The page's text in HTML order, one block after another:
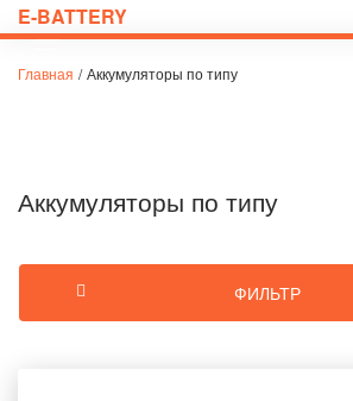
E-BATTERY
Главная / Аккумуляторы по типу
Аккумуляторы по типу
ФИЛЬТР